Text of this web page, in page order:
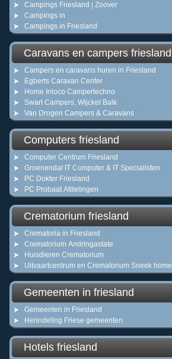
Campings Friesland | Zoover
Campings in
Campings in Friesland
Caravans en campers friesland
Campers en caravans huren in Friesland
Egberts Caravan Center
Home Inloco Campertechno
Swart Campers, Wijckel Balk
Van Drogen Campers & Caravans
Computers friesland
Computer Centrum Friesland
Groenendal IT Computer & IT Specialisten
PC Dokter Friesland
PC Probaat Afdelingen
Crematorium friesland
Crematoria in Friesland
Crematorium Andringastate
Huisdieren Crematorium
Uitvaartcentrum en Crematorium Sneek home
Gemeenten in friesland
Gemeenten in Friesland
Herindeling Friese gemeenten
Hotels friesland